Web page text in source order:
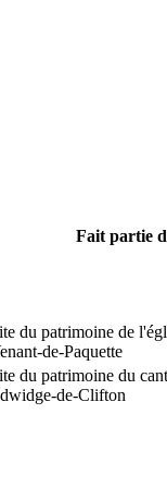
Fait partie
du patrimoine de
de-Paquette
du patrimoine du
de-Clifton